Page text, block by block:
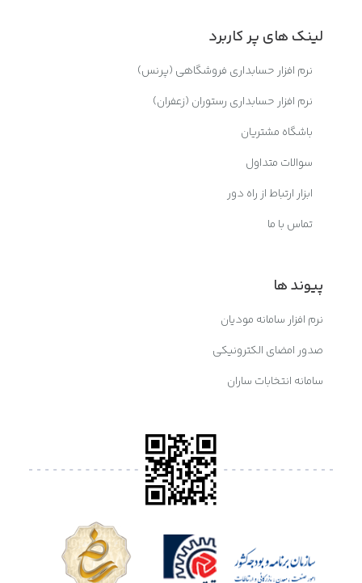
لینک های پر کاربرد
نرم افزار حسابداری فروشگاهی (پرنس)
نرم افزار حسابداری رستوران (زعفران)
باشگاه مشتریان
سوالات متداول
ابزار ارتباط از راه دور
تماس با ما
پیوند ها
نرم افزار سامانه مودیان
صدور امضای الکترونیکی
سامانه انتخابات ساران